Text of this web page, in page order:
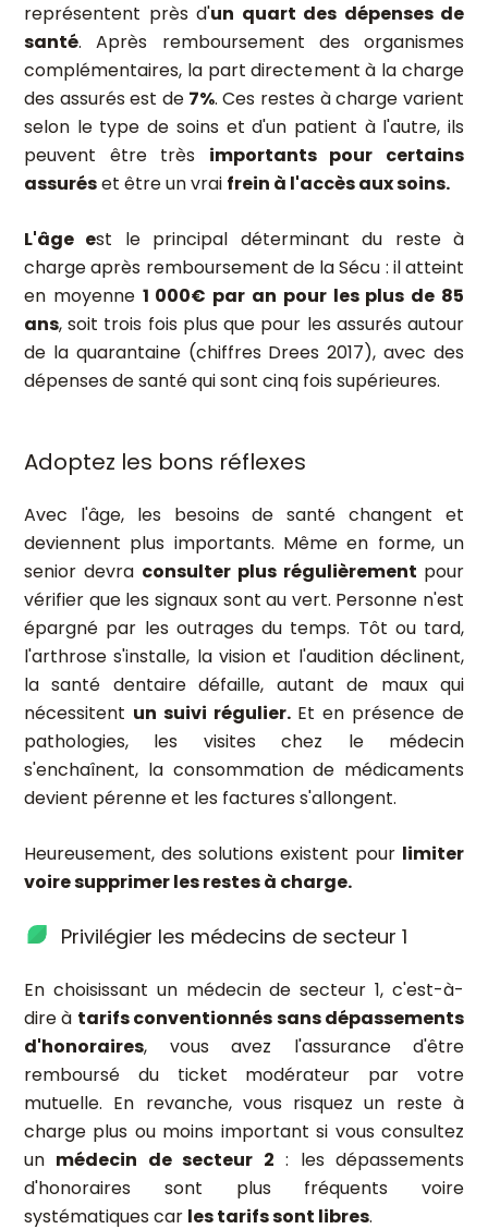
représentent près d'un quart des dépenses de
santé. Après remboursement des organismes
complémentaires, la part directement à la charge
des assurés est de 7%. Ces restes à charge varient
selon le type de soins et d'un patient à l'autre, ils
peuvent être très importants pour certains
assuréset être un vrai frein à l'accès aux soins.
L'âge est le principal déterminant du reste à
charge après remboursement de la Sécu : il atteint
en moyenne 1 000€ par an pour les plus de 85
ans, soit trois fois plus que pour les assurés autour
de la quarantaine (chiffres Drees 2017), avec des
dépenses de santé qui sont cinq fois supérieures.
Adoptez les bons réflexes
Avec l'âge, les besoins de santé changent et
deviennent plus importants. Même en forme, un
senior devra consulter plus régulièrement pour
vérifier que les signaux sont au vert. Personne n'est
épargné par les outrages du temps. Tôt ou tard,
l'arthrose s'installe, la vision et l'audition déclinent,
la santé dentaire défaille, autant de maux qui
nécessitent un suivi régulier.Et en présence de
pathologies, les visites chez le médecin
s'enchaînent, la consommation de médicaments
devient pérenne et les factures s'allongent.
Heureusement, des solutions existent pour limiter
voire supprimer les restes à charge.
Privilégier les médecins de secteur 1
En choisissant un médecin de secteur 1, c'est-à-
dire à tarifs conventionnés sans dépassements
d'honoraires, vous avez l'assurance d'être
remboursé du ticket modérateur par votre
mutuelle. En revanche, vous risquez un reste à
charge plus ou moins important si vous consultez
un médecin de secteur 2 : les dépassements
d'honoraires sont plus fréquents voire
systématiques car les tarifs sont libres.